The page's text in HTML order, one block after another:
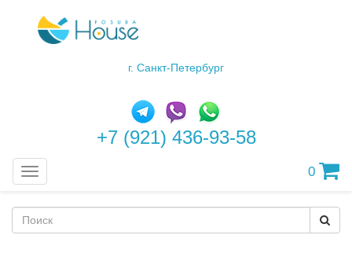
г. Санкт-Петербург
+7 (921) 436-93-58
Меню 0